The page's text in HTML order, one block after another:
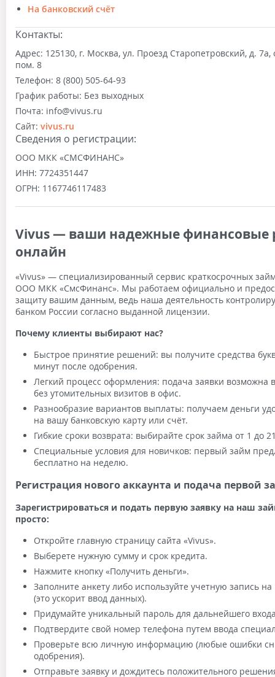
На банковский счёт
Контакты:
Адрес: 125130, г. Москва, ул. Проезд Старопетровский, д. 7а,
пом. 8
Телефон: 8 (800) 505-64-93
График работы: Без выходных
Почта: info@vivus.ru
Сайт: vivus.ru
Сведения о регистрации:
ООО МКК «СМСФИНАНС»
ИНН: 7724351447
ОГРН: 1167746117483
Vivus — ваши надежные финансовые
онлайн
«Vivus» — специализированный сервис краткосрочных
ООО МКК «СмсФинанс». Мы работаем официально и
защиту вашим данным, ведь наша деятельность
банком России согласно выданной лицензии.
Почему клиенты выбирают нас?
Быстрое принятие решений: вы получите средства
минут после одобрения.
Легкий процесс оформления: подача заявки возможна
без утомительных визитов в офис.
Разнообразие вариантов выплаты: получаем деньги
на вашу банковскую карту или счёт.
Гибкие сроки возврата: выбирайте срок займа от 1 до
Специальные условия для новичков: первый займ
бесплатно на неделю.
Регистрация нового аккаунта и подача первой
Зарегистрироваться и подать первую заявку на наш
просто:
Откройте главную страницу сайта «Vivus».
Выберете нужную сумму и срок кредита.
Нажмите кнопку «Получить деньги».
Заполните анкету либо используйте учетную запись на
(это ускорит ввод данных).
Придумайте уникальный пароль для дальнейшего
Подтвердите свой номер телефона путем ввода
Проверьте всю личную информацию (любые ошибки
одобрения).
Отправьте заявку и дождитесь положительного